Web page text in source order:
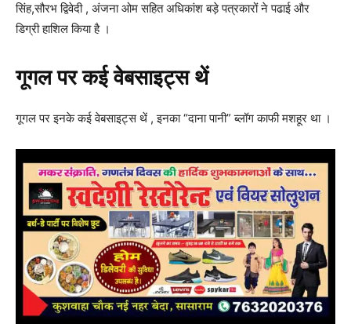
सिंह,सौरभ द्विवेदी , अंजना ओम सहित अधिकांश बड़े पत्रकारों ने पढाई और
डिग्री हाशिल किया है ।
गूगल पर कई वेबसाइट्स थें
गूगल पर इनके कई वेबसाइट्स थें , इनका “दाना पानी” ब्लॉग काफी मशहूर था ।